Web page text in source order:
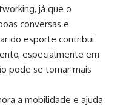
já que o
conversas e
do esporte contribui
especialmente em
pode se tornar mais
a mobilidade e ajuda